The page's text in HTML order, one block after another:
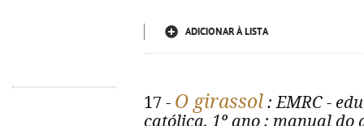
ADICIONAR À LISTA
17 - O girassol : EMRC -
católica, 1º ano : manual do